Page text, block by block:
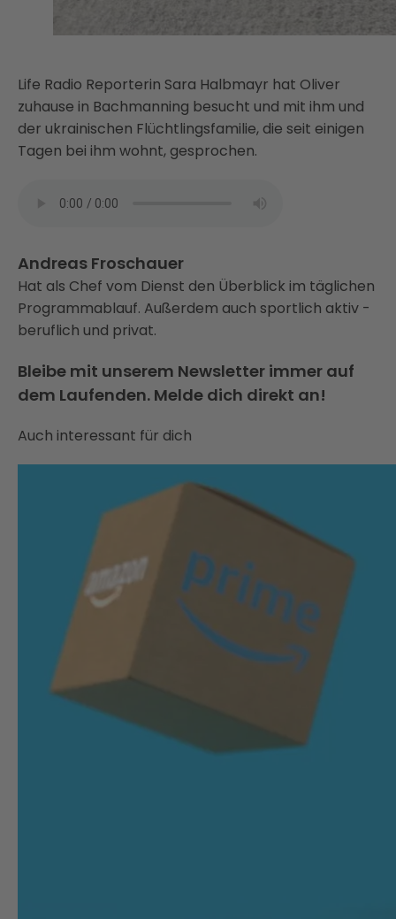
Life Radio Reporterin Sara Halbmayr hat Oliver
zuhause in Bachmanning besucht und mit ihm und
der ukrainischen Flüchtlingsfamilie, die seit einigen
Tagen bei ihm wohnt, gesprochen.
Andreas Froschauer
Hat als Chef vom Dienst den Überblick im täglichen
Programmablauf. Außerdem auch sportlich aktiv -
beruflich und privat.
Bleibe mit unserem Newsletter immer auf
dem Laufenden. Melde dich direkt an!
Auch interessant für dich